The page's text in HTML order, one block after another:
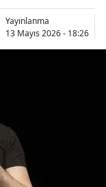
Balıkesir
Bilecik
Yayınlanma
13 Mayıs 2026 - 18:26